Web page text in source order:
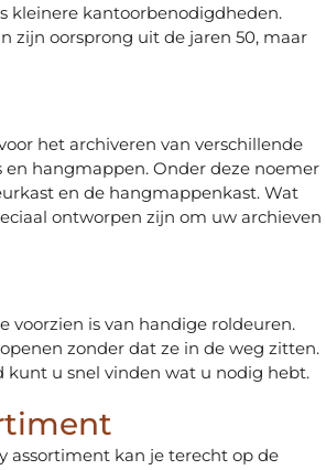
kleinere kantoorbenodigdheden.
zijn oorsprong uit de jaren 50, maar
het archiveren van verschillende
hangmappen. Onder deze noemer
en de hangmappenkast. Wat
ontworpen zijn om uw archieven
voorzien is van handige roldeuren.
zonder dat ze in de weg zitten.
kunt u snel vinden wat u nodig hebt.
assortiment kan je terecht op de